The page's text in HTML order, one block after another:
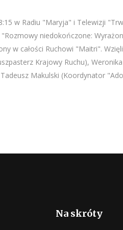
w Radiu "Maryja" i Telewizji
niedokończone:
w całości Ruchowi "Maitri".
Krajowy Ruchu),
Makulski (Koordynator
Na skróty